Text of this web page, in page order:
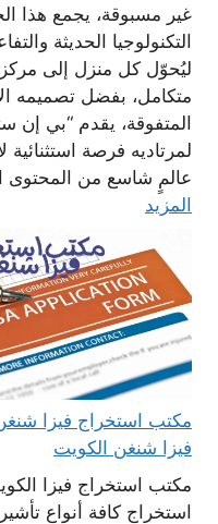
غير مسبوقة، يجمع هذا
التكنولوجيا الحديثة
ليُحوّل كل منزل إلى
متكامل، بفضل تصميمه
المتفوقة، يقدم “بي إن
لمرتاديه فرصة
عالمٍ شاسع من المحتوى
المزيد
فيزا شنغن الكويت
مكتب استخراج فيزا
استخراج كافة أنواع